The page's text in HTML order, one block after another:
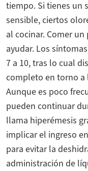
tiempo. Si tienes un
sensible, ciertos
al cocinar. Comer
ayudar. Los
7 a 10, tras lo cual
completo en torno a
Aunque es poco
pueden continuar
llama hiperémesis
implicar el ingreso
para evitar la
administración de